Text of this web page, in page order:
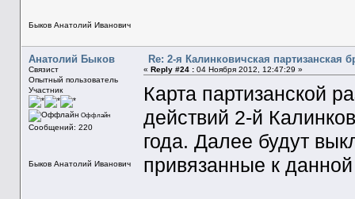
Быков Анатолий Иванович
Анатолий Быков
Связист
Опытный пользователь
Участник
Оффлайн
Сообщений: 220
Быков Анатолий Иванович
Re: 2-я Калинковичская партизанская
« Reply #24 :04 Ноября 2012, 12:47:29 »
Карта партизанской
действий 2-й
года. Далее будут
привязанные к